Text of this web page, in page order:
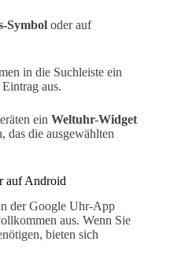
Symbol oder auf
in die Suchleiste ein
aus.
ein Weltuhr-Widget
das die ausgewählten
auf Android
der Google Uhr-App
aus. Wenn Sie
bieten sich